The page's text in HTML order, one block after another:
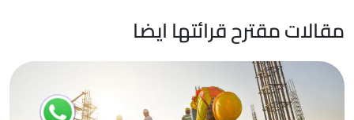
مقالات مقترح قرائتها ايضا